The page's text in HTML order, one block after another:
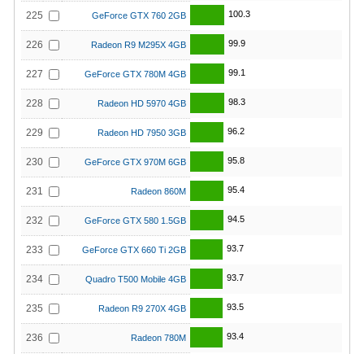
225 GeForce GTX 760 2GB 100.3
226 Radeon R9 M295X 4GB 99.9
227 GeForce GTX 780M 4GB 99.1
228 Radeon HD 5970 4GB 98.3
229 Radeon HD 7950 3GB 96.2
230 GeForce GTX 970M 6GB 95.8
231 Radeon 860M 95.4
232 GeForce GTX 580 1.5GB 94.5
233 GeForce GTX 660 Ti 2GB 93.7
234 Quadro T500 Mobile 4GB 93.7
235 Radeon R9 270X 4GB 93.5
236 Radeon 780M 93.4